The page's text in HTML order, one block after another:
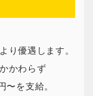
り優遇します。
かわらず
〜を支給。